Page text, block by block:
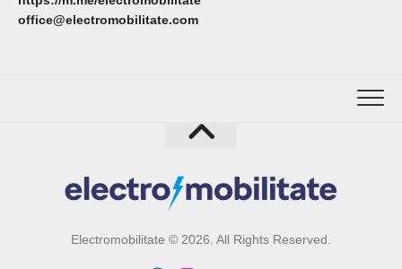
office@electromobilitate.com
Electromobilitate © 2026. All Rights Reserved.